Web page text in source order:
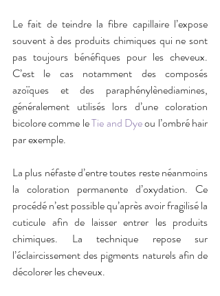
Le fait de teindre la fibre capillaire l’expose
souvent à des produits chimiques qui ne sont
pas toujours bénéfiques pour les cheveux.
C’est le cas notamment des composés
azoïques et des paraphénylènediamines,
généralement utilisés lors d’une coloration
bicolore comme le Tie and Dye ou l’ombré hair
par exemple.
La plus néfaste d’entre toutes reste néanmoins
la coloration permanente d’oxydation. Ce
procédé n’est possible qu’après avoir fragilisé la
cuticule afin de laisser entrer les produits
chimiques. La technique repose sur
l’éclaircissement des pigments naturels afin de
décolorer les cheveux.